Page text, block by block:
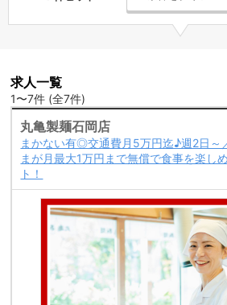
求人一覧
1〜7件 (全7件)
丸亀製麺石岡店
まかない有◎交通費月5万円迄♪週2日～
まが月最大1万円まで無償で食事を楽し
ト！